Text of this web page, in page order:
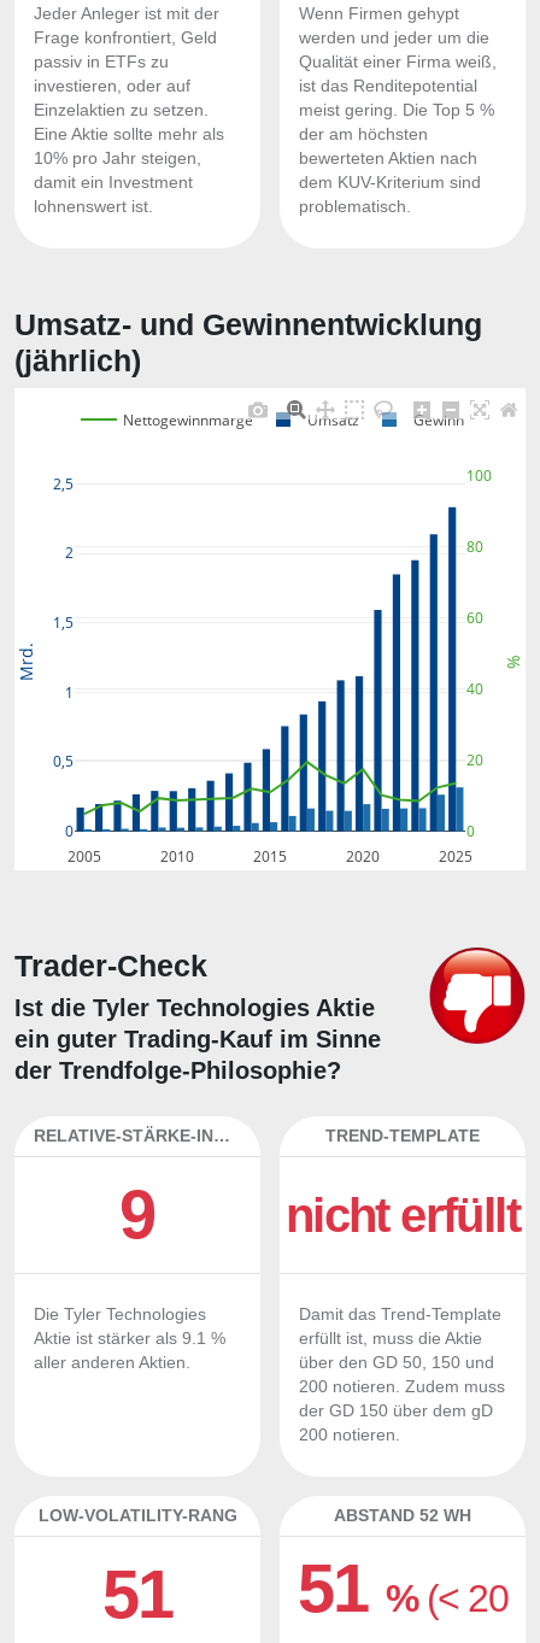
Jeder Anleger ist mit der
Frage konfrontiert, Geld
passiv in ETFs zu
investieren, oder auf
Einzelaktien zu setzen.
Eine Aktie sollte mehr als
10% pro Jahr steigen,
damit ein Investment
lohnenswert ist.
Wenn Firmen gehypt
werden und jeder um die
Qualität einer Firma weiß,
ist das Renditepotential
meist gering. Die Top 5 %
der am höchsten
bewerteten Aktien nach
dem KUV-Kriterium sind
problematisch.
Umsatz- und Gewinnentwicklung
(jährlich)
2005 2010 2015 2020 2025
0
0,5
1
1,5
2
2,5
0
20
40
60
80
100
Nettogewinnmarge Umsatz Gewinn
Mrd. %
Trader-Check
Ist die Tyler Technologies Aktie
ein guter Trading-Kauf im Sinne
der Trendfolge-Philosophie?
RELATIVE-STÄRKE-INDEX
9
Die Tyler Technologies
Aktie ist stärker als 9.1 %
aller anderen Aktien.
TREND-TEMPLATE
nicht erfüllt
Damit das Trend-Template
erfüllt ist, muss die Aktie
über den GD 50, 150 und
200 notieren. Zudem muss
der GD 150 über dem gD
200 notieren.
LOW-VOLATILITY-RANG
51
ABSTAND 52 WH
51% (< 20